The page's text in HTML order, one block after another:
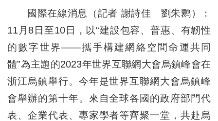
國際在線消息（記者 謝詩佳 劉朱鹮）：
11月8日至10日，以“建設包容、普惠、有韌性
的數字世界——攜手構建網絡空間命運共同
體”為主題的2023年世界互聯網大會烏鎮峰會在
浙江烏鎮舉行。今年是世界互聯網大會烏鎮峰
會舉辦的第十年。來自全球各國的政府部門代
表、企業代表、專家學者等齊聚一堂，共赴烏